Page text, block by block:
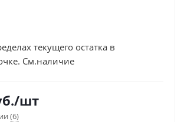
текущего остатка в
См.наличие
/шт
(6)